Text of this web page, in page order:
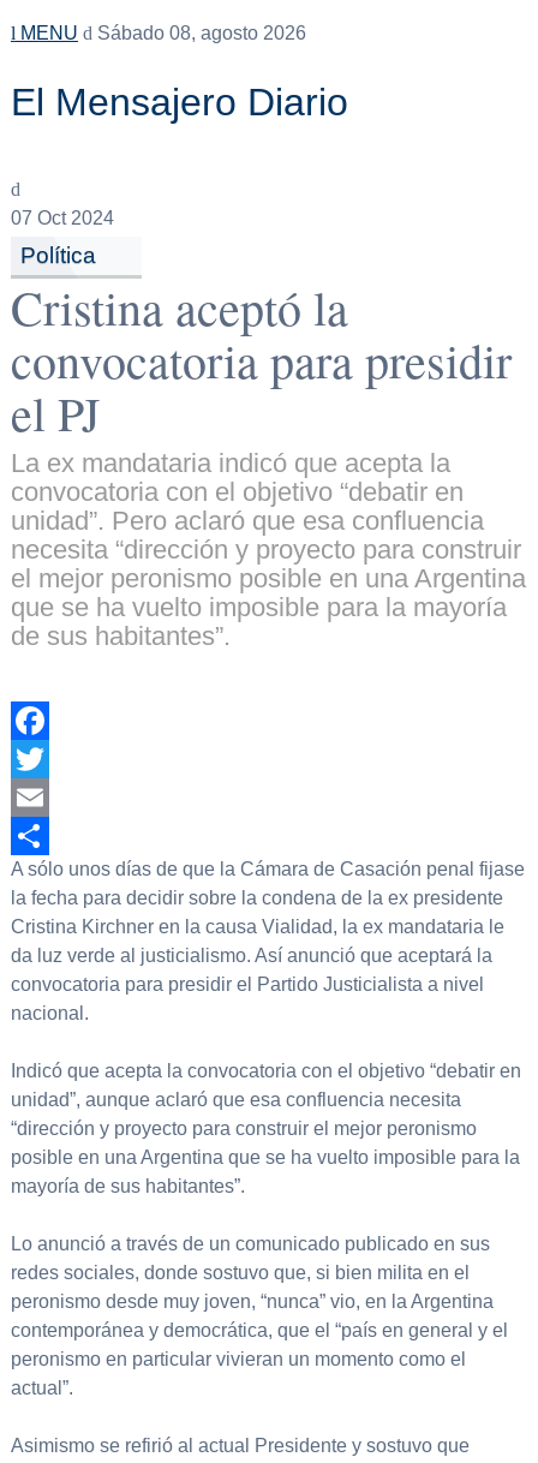
MENU Sábado 08, agosto 2026
El Mensajero Diario
07 Oct 2024
Política
Cristina aceptó la
convocatoria para presidir
el PJ
La ex mandataria indicó que acepta la
convocatoria con el objetivo “debatir en
unidad”. Pero aclaró que esa confluencia
necesita “dirección y proyecto para construir
el mejor peronismo posible en una Argentina
que se ha vuelto imposible para la mayoría
de sus habitantes”.
Facebook
Twitter
Email
Compartir
A sólo unos días de que la Cámara de Casación penal fijase
la fecha para decidir sobre la condena de la ex presidente
Cristina Kirchner en la causa Vialidad, la ex mandataria le
da luz verde al justicialismo. Así anunció que aceptará la
convocatoria para presidir el Partido Justicialista a nivel
nacional.
Indicó que acepta la convocatoria con el objetivo “debatir en
unidad”, aunque aclaró que esa confluencia necesita
“dirección y proyecto para construir el mejor peronismo
posible en una Argentina que se ha vuelto imposible para la
mayoría de sus habitantes”.
Lo anunció a través de un comunicado publicado en sus
redes sociales, donde sostuvo que, si bien milita en el
peronismo desde muy joven, “nunca” vio, en la Argentina
contemporánea y democrática, que el “país en general y el
peronismo en particular vivieran un momento como el
actual”.
Asimismo se refirió al actual Presidente y sostuvo que